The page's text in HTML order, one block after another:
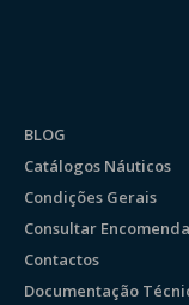
BLOG
Catálogos Náuticos
Condições Gerais
Consultar Encomenda
Contactos
Documentação